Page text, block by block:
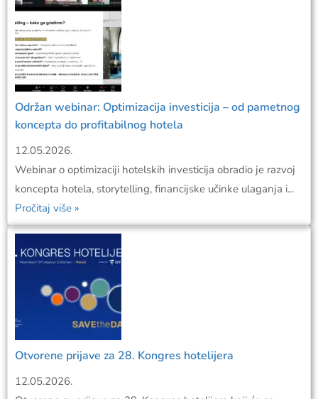
Održan webinar: Optimizacija investicija – od pametnog
koncepta do profitabilnog hotela
12.05.2026.
Webinar o optimizaciji hotelskih investicija obradio je razvoj
koncepta hotela, storytelling, financijske učinke ulaganja i...
Pročitaj više »
Otvorene prijave za 28. Kongres hotelijera
12.05.2026.